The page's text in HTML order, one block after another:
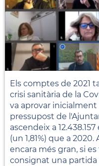
Els comptes de 2021
crisi sanitària de la
va aprovar inicialment
pressupost de
ascendeix a
(un 1,81%) que a
encara més gran, si
consignat una